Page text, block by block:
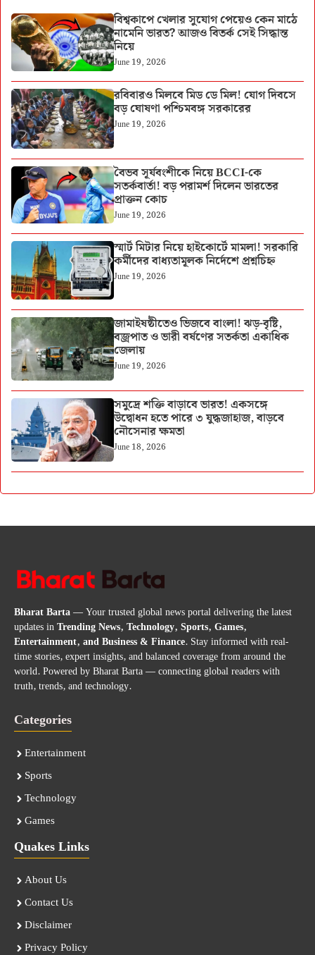
বিশ্বকাপে খেলার সুযোগ পেয়েও কেন মাঠে
নামেনি ভারত? আজও বিতর্ক সেই সিদ্ধান্ত
নিয়ে
June 19, 2026
রবিবারও মিলবে মিড ডে মিল! যোগ দিবসে
বড় ঘোষণা পশ্চিমবঙ্গ সরকারের
June 19, 2026
বৈভব সূর্যবংশীকে নিয়ে BCCI-কে
সতর্কবার্তা! বড় পরামর্শ দিলেন ভারতের
প্রাক্তন কোচ
June 19, 2026
স্মার্ট মিটার নিয়ে হাইকোর্টে মামলা! সরকারি
কর্মীদের বাধ্যতামূলক নির্দেশে প্রশ্নচিহ্ন
June 19, 2026
জামাইষষ্ঠীতেও ভিজবে বাংলা! ঝড়-বৃষ্টি,
বজ্রপাত ও ভারী বর্ষণের সতর্কতা একাধিক
জেলায়
June 19, 2026
সমুদ্রে শক্তি বাড়াবে ভারত! একসঙ্গে
উদ্বোধন হতে পারে ৩ যুদ্ধজাহাজ, বাড়বে
নৌসেনার ক্ষমতা
June 18, 2026
Bharat Barta— Your trusted global news portal delivering the latest
updates inTrending News, Technology, Sports, Games,
Entertainment, and Business & Finance. Stay informed with real-
time stories, expert insights, and balanced coverage from around the
world. Powered by Bharat Barta — connecting global readers with
truth, trends, and technology.
Categories
Entertainment
Sports
Technology
Games
Quakes Links
About Us
Contact Us
Disclaimer
Privacy Policy